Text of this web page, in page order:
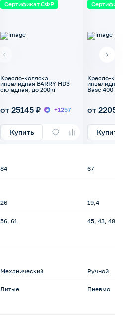
Сертификат СФР
Кресло-коляска
инвалидная BARRY HD3
складная, до 200кг
от 25145 ₽ +1257
Купить
84
26
56, 61
Механический
Литые
Кресло-
инвалидная
Base 400
от
Купить
67
19,4
45, 43, 48
Ручной
Пневмо